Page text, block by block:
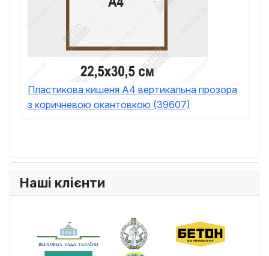
Пластикова кишеня А4 вертикальна прозора
з коричневою окантовкою (39607)
Наші клієнти